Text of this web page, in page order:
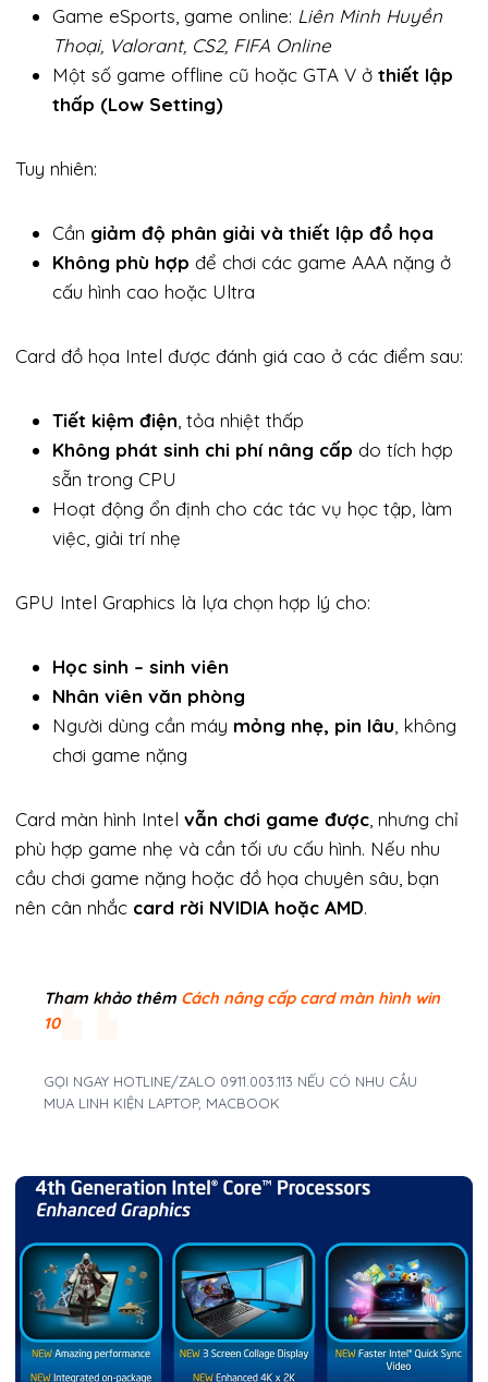
Game eSports, game online: Liên Minh Huyền
Thoại, Valorant, CS2, FIFA Online
Một số game offline cũ hoặc GTA V ở thiết lập
thấp (Low Setting)
Tuy nhiên:
Cần giảm độ phân giải và thiết lập đồ họa
Không phù hợp để chơi các game AAA nặng ở
cấu hình cao hoặc Ultra
Card đồ họa Intel được đánh giá cao ở các điểm sau:
Tiết kiệm điện , tỏa nhiệt thấp
Không phát sinh chi phí nâng cấp do tích hợp
sẵn trong CPU
Hoạt động ổn định cho các tác vụ học tập, làm
việc, giải trí nhẹ
GPU Intel Graphics là lựa chọn hợp lý cho:
Học sinh – sinh viên
Nhân viên văn phòng
Người dùng cần máy mỏng nhẹ, pin lâu , không
chơi game nặng
Card màn hình Intel vẫn chơi game được , nhưng chỉ
phù hợp game nhẹ và cần tối ưu cấu hình. Nếu nhu
cầu chơi game nặng hoặc đồ họa chuyên sâu, bạn
nên cân nhắc card rời NVIDIA hoặc AMD.
Tham khảo thêm Cách nâng cấp card màn hình win
10
GỌI NGAY HOTLINE/ZALO 0911.003.113 NẾU CÓ NHU CẦU
MUA LINH KIỆN LAPTOP, MACBOOK